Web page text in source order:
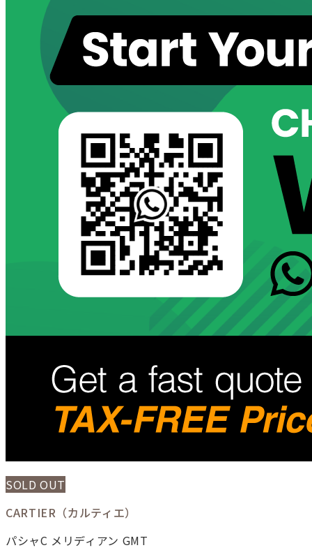
SOLD OUT
CARTIER（カルティエ）
パシャC メリディアン GMT